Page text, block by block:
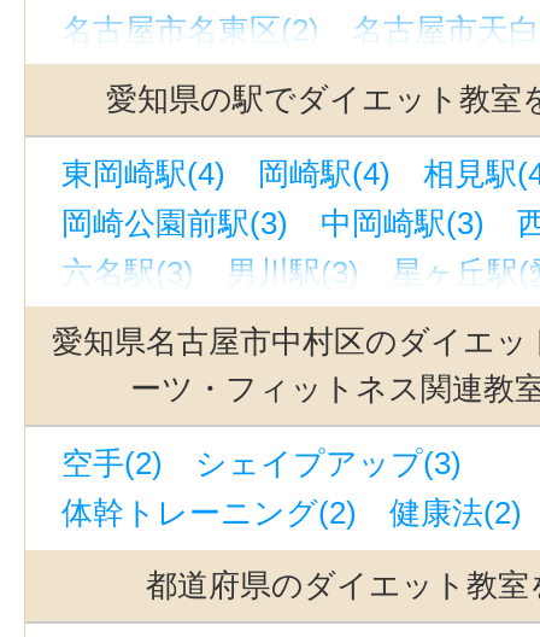
名古屋市名東区(2)
名古屋市天
豊橋市(3)
岡崎市(8)
豊田市(1)
蒲郡市(1)
東海市(1)
豊明市(2)
みよし市(1)
長久手市(1) 額田
愛知県の駅でダイエット教室
東岡崎駅(4) 岡崎駅(4)
相見駅
岡崎公園前駅(3)
中岡崎駅(3)
六名駅(3)
男川駅(3)
星ヶ丘駅(
御器所駅(2)
名電山中駅(2)
一
東別院駅(2)
藤川駅(愛知)(2)
荒畑駅(2)
美合駅(2)
本郷駅(愛
名古屋駅(2)
南栄駅(2)
前後駅
有松駅(2)
名鉄名古屋駅(2)
鶴
豊橋駅(2)
中京競馬場前駅(2)
国際センター駅(1)
愛知県名古屋市中村区のダイエ
ーツ・フィットネス関連教
空手(2)
シェイプアップ(3)
体幹トレーニング(2)
健康法(2)
都道府県のダイエット教室